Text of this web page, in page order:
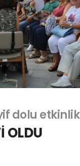
dolu etkinlik
OLDU